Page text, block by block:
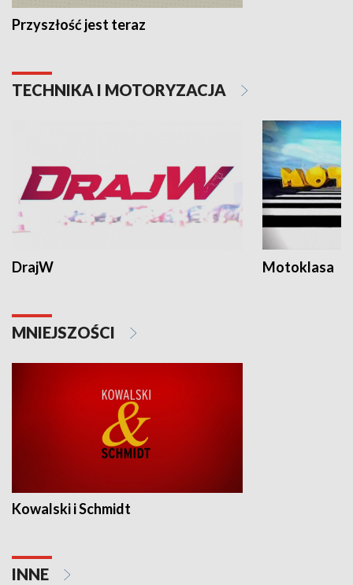
Przyszłość jest teraz
TECHNIKA I MOTORYZACJA
DrajW Motoklasa
MNIEJSZOŚCI
Kowalski i Schmidt
INNE